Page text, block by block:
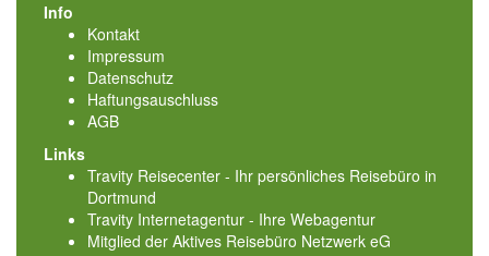
Info
Kontakt
Impressum
Datenschutz
Haftungsauschluss
AGB
Links
Travity Reisecenter - Ihr persönliches Reisebüro in
Dortmund
Travity Internetagentur - Ihre Webagentur
Mitglied der Aktives Reisebüro Netzwerk eG